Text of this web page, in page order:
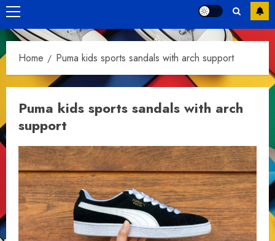
Primary
Menu
Home Puma kids sports sandals with arch support
Puma kids sports sandals with arch
support